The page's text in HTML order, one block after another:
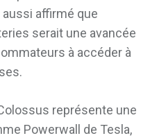
affirmé que
serait une avancée
à accéder à
représente une
Powerwall de Tesla,